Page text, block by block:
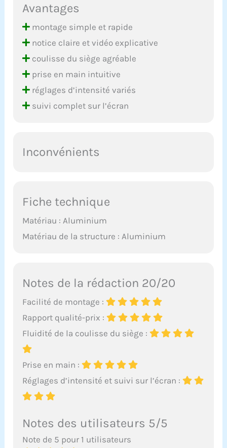
Avantages
montage simple et rapide
notice claire et vidéo explicative
coulisse du siège agréable
prise en main intuitive
réglages d’intensité variés
suivi complet sur l’écran
Inconvénients
Fiche technique
Matériau : Aluminium
Matériau de la structure : Aluminium
Notes de la rédaction 20/20
Facilité de montage :
Rapport qualité-prix :
Fluidité de la coulisse du siège :
Prise en main :
Réglages d’intensité et suivi sur l’écran :
Notes des utilisateurs 5/5
Note de 5 pour 1 utilisateurs